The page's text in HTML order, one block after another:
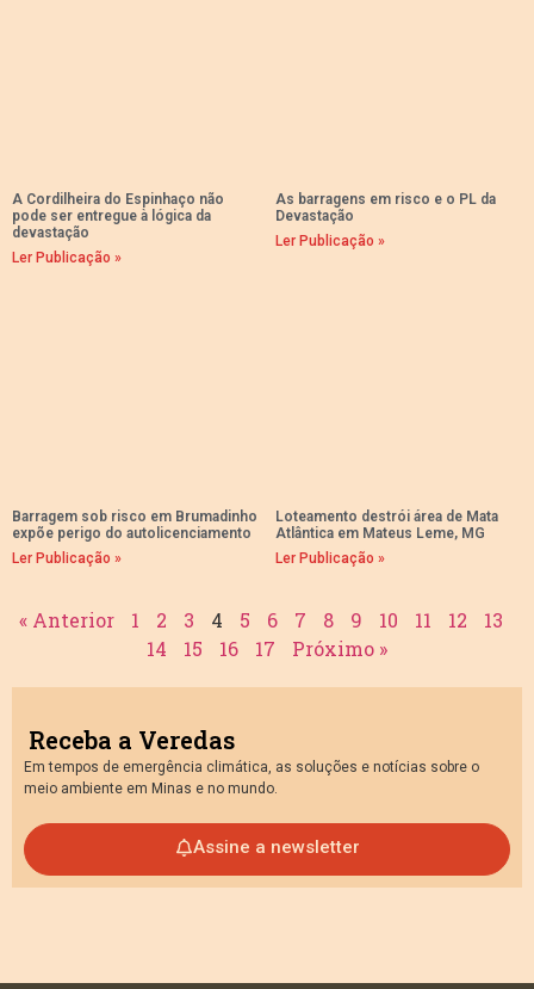
A Cordilheira do Espinhaço não
pode ser entregue à lógica da
devastação
Ler Publicação »
As barragens em risco e o PL da
Devastação
Ler Publicação »
Barragem sob risco em Brumadinho
expõe perigo do autolicenciamento
Ler Publicação »
Loteamento destrói área de Mata
Atlântica em Mateus Leme, MG
Ler Publicação »
« Anterior 1 2 3 4 5 6 7 8 9 10 11 12
13
14
15 16 17 Próximo »
Receba a Veredas
Em tempos de emergência climática, as soluções e notícias sobre o
meio ambiente em Minas e no mundo.
Assine a newsletter